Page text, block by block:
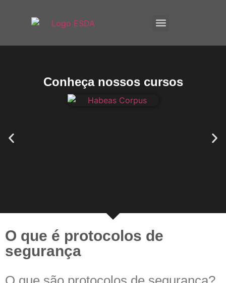
Conheça nossos cursos
O que é protocolos de
segurança